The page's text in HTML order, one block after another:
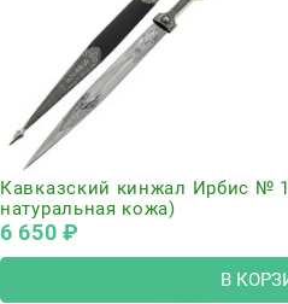
Кавказский кинжал Ирбис №
натуральная кожа)
6 650 ₽
В